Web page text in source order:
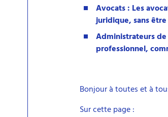
Avocats : Les
juridique, sans
Administrateurs
professionnel,
Bonjour à toutes et à
Sur cette page :